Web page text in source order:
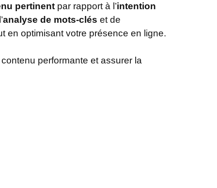
pertinent par rapport à l’intention
analyse de mots-clés et de
en optimisant votre présence en ligne.
performante et assurer la